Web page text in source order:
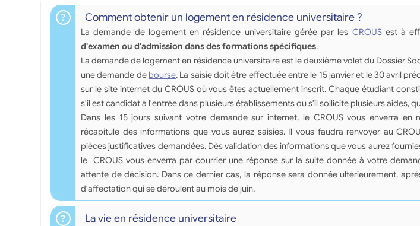
Comment obtenir un logement en résidence universitaire ?
La demande de logement en résidence universitaire gérée par les CROUSest à
d'examen ou d'admission dans des formations spécifiques.
La demande de logement en résidence universitaire est le deuxième volet du Dossier
une demande de bourse. La saisie doit être effectuée entre le 15 janvier et le 30 avril
sur le site internet du CROUS où vous êtes actuellement inscrit. Chaque étudiant
s'il est candidat à l'entrée dans plusieurs établissements ou s'il sollicite plusieurs aides,
Dans les 15 jours suivant votre demande sur internet, le CROUS vous enverra en
récapitule des informations que vous aurez saisies. Il vous faudra renvoyer au
pièces justificatives demandées. Dès validation des informations que vous aurez
le CROUS vous enverra par courrier une réponse sur la suite donnée à votre
attente de décision. Dans ce dernier cas, la réponse sera donnée ultérieurement,
d'affectation qui se déroulent au mois de juin.
La vie en résidence universitaire